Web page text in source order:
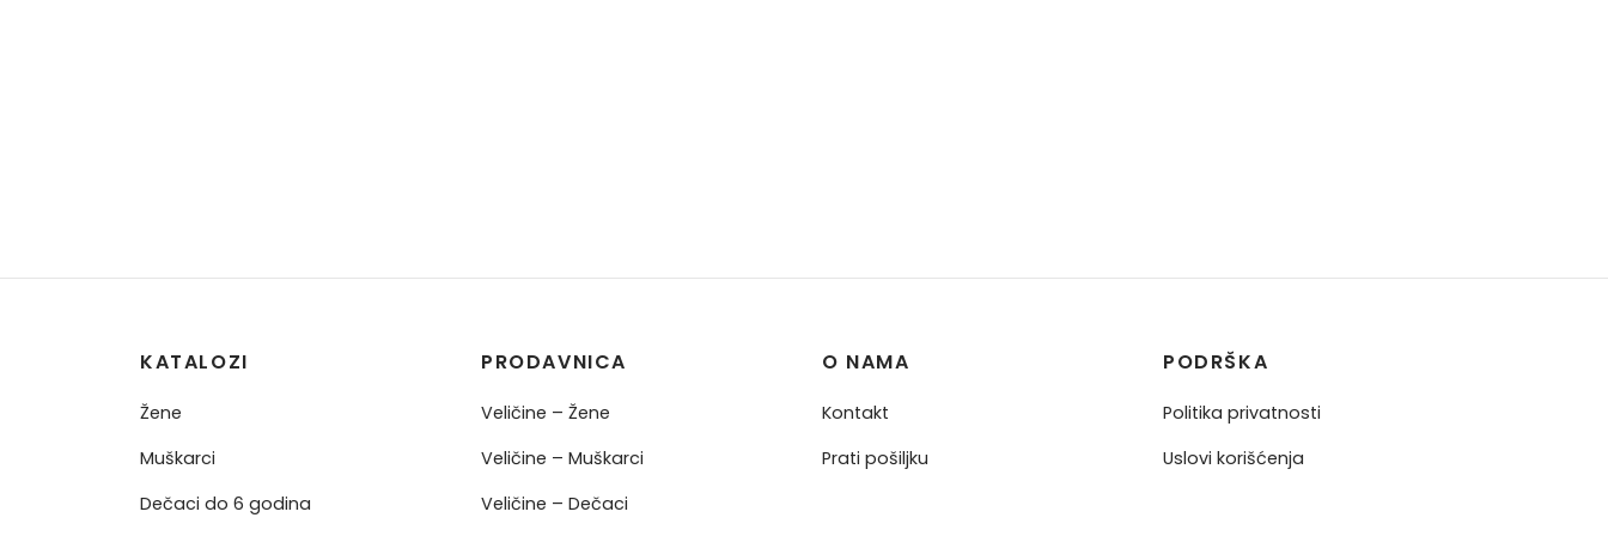
KATALOZI
Žene
Muškarci
Dečaci do 6 godina
PRODAVNICA
Veličine – Žene
Veličine – Muškarci
Veličine – Dečaci
O NAMA
Kontakt
Prati pošiljku
PODRŠKA
Politika privatnosti
Uslovi korišćenja